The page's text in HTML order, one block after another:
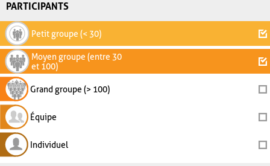
PARTICIPANTS
Petit groupe (< 30)
Moyen groupe (entre 30
et 100)
Grand groupe (> 100)
Équipe
Individuel